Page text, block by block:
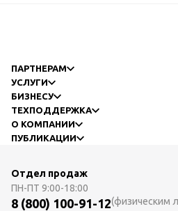
ПАРТНЕРАМ
УСЛУГИ
БИЗНЕСУ
ТЕХПОДДЕРЖКА
О КОМПАНИИ
ПУБЛИКАЦИИ
Отдел продаж
ПН-ПТ 9:00-18:00
8 (800) 100-91-12(физическим